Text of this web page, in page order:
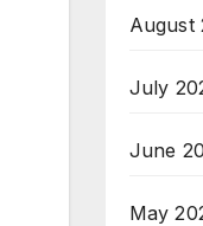
August
July
June
May